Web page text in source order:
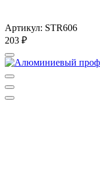
Артикул: STR606
203 ₽